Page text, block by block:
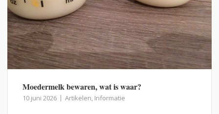
Moedermelk bewaren, wat is waar?
10 juni 2026 Artikelen, Informatie